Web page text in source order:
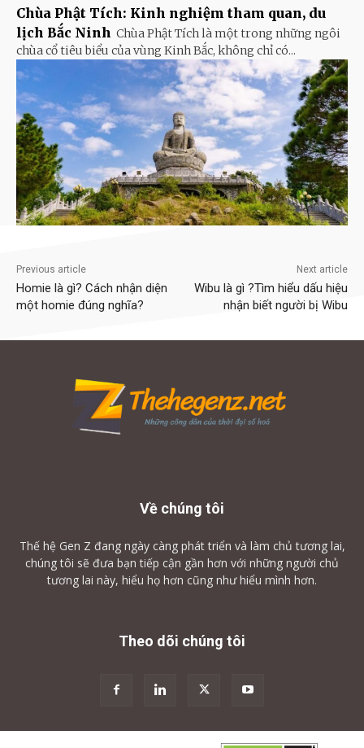
Chùa Phật Tích: Kinh nghiệm tham quan, du
lịch Bắc Ninh Chùa Phật Tích là một trong những ngôi
chùa cổ tiêu biểu của vùng Kinh Bắc, không chỉ có...
Previous article
Homie là gì? Cách nhận diện
một homie đúng nghĩa?
Next article
Wibu là gì ?Tìm hiểu dấu hiệu
nhận biết người bị Wibu
Về chúng tôi
Thế hệ Gen Z đang ngày càng phát triển và làm chủ tương lai,
chúng tôi sẽ đưa bạn tiếp cận gần hơn với những người chủ
tương lai này, hiểu họ hơn cũng như hiểu mình hơn.
Theo dõi chúng tôi